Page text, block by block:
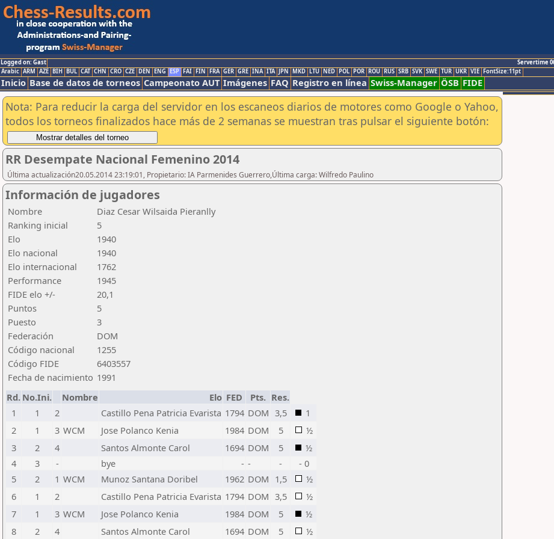
Logged on: Gast
Servertime
Arabic ARM AZE BIH BUL CAT CHN CRO CZE DEN ENG ESP FAI FIN FRA GER GRE INA ITA JPN MKD LTU NED POL POR ROU RUS SRB SVK SWE TUR UKR VIE FontSize:11pt
Inicio Base de datos de torneos Campeonato AUT Imágenes FAQ Registro en línea Swiss-Manager ÖSB FIDE
Nota: Para reducir la carga del servidor en los escaneos diarios de motores como Google o Yahoo,
todos los torneos finalizados hace más de 2 semanas se muestran tras pulsar el siguiente botón:
RR Desempate Nacional Femenino 2014
Última actualización20.05.2014 23:19:01, Propietario: IA Parmenides Guerrero,Última carga: Wilfredo Paulino
Información de jugadores
Nombre
Diaz Cesar Wilsaida Pieranlly
Ranking inicial
5
Elo
1940
Elo nacional
1940
Elo internacional
1762
Performance
1945
FIDE elo +/-
20,1
Puntos
5
Puesto
3
Federación
DOM
Código nacional
1255
Código FIDE
6403557
Fecha de nacimiento 1991
Rd. No.Ini. Nombre Elo FED Pts. Res.
1
1 2 Castillo Pena Patricia Evarista 1794 DOM 3,5
1
2
1 3 WCM Jose Polanco Kenia 1984 DOM 5
½
3
2 4 Santos Almonte Carol 1694 DOM 5
½
4
3 - bye - - -
- 0
5
2 1 WCM Munoz Santana Doribel 1962 DOM 1,5
½
6
1 2 Castillo Pena Patricia Evarista 1794 DOM 3,5
½
7
1 3 WCM Jose Polanco Kenia 1984 DOM 5
½
8
2 4 Santos Almonte Carol 1694 DOM 5 ½